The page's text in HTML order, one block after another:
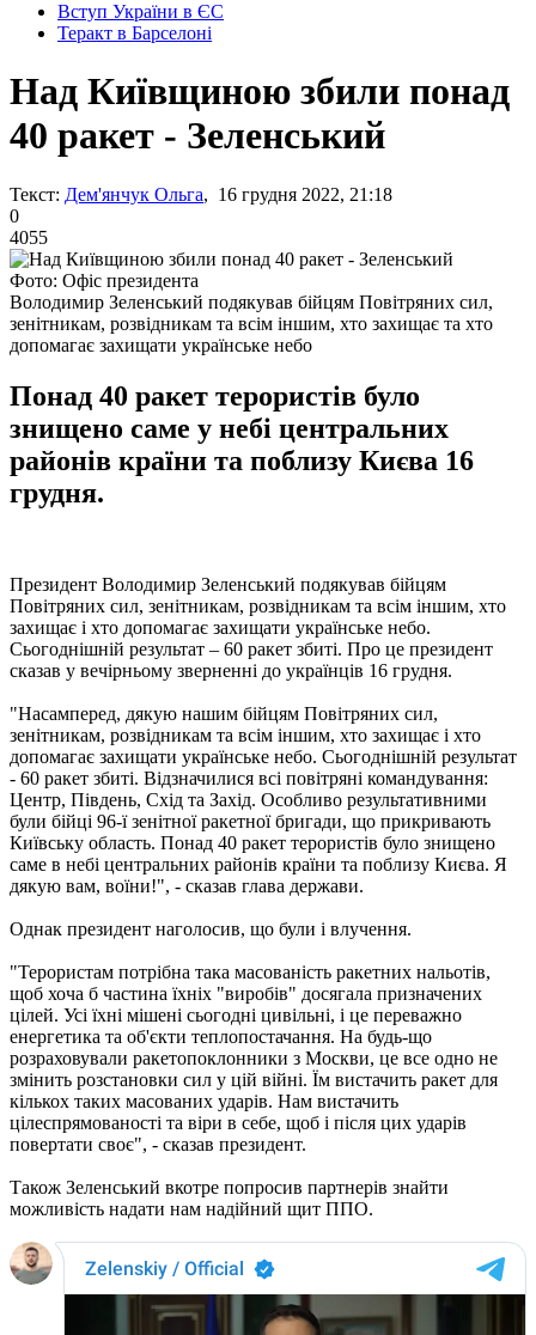
Вступ України в ЄС
Теракт в Барселоні
Над Київщиною збили понад
40 ракет - Зеленський
Текст: Дем'янчук Ольга, 16 грудня 2022, 21:18
0
4055
Фото: Офіс президента
Володимир Зеленський подякував бійцям Повітряних сил,
зенітникам, розвідникам та всім іншим, хто захищає та хто
допомагає захищати українське небо
Понад 40 ракет терористів було
знищено саме у небі центральних
районів країни та поблизу Києва 16
грудня.
Президент Володимир Зеленський подякував бійцям
Повітряних сил, зенітникам, розвідникам та всім іншим, хто
захищає і хто допомагає захищати українське небо.
Сьогоднішній результат – 60 ракет збиті. Про це президент
сказав у вечірньому зверненні до українців 16 грудня.
"Насамперед, дякую нашим бійцям Повітряних сил,
зенітникам, розвідникам та всім іншим, хто захищає і хто
допомагає захищати українське небо. Сьогоднішній результат
- 60 ракет збиті. Відзначилися всі повітряні командування:
Центр, Південь, Схід та Захід. Особливо результативними
були бійці 96-ї зенітної ракетної бригади, що прикривають
Київську область. Понад 40 ракет терористів було знищено
саме в небі центральних районів країни та поблизу Києва. Я
дякую вам, воїни!", - сказав глава держави.
Однак президент наголосив, що були і влучення.
"Терористам потрібна така масованість ракетних нальотів,
щоб хоча б частина їхніх "виробів" досягала призначених
цілей. Усі їхні мішені сьогодні цивільні, і це переважно
енергетика та об'єкти теплопостачання. На будь-що
розраховували ракетопоклонники з Москви, це все одно не
змінить розстановки сил у цій війні. Їм вистачить ракет для
кількох таких масованих ударів. Нам вистачить
цілеспрямованості та віри в себе, щоб і після цих ударів
повертати своє", - сказав президент.
Також Зеленський вкотре попросив партнерів знайти
можливість надати нам надійний щит ППО.